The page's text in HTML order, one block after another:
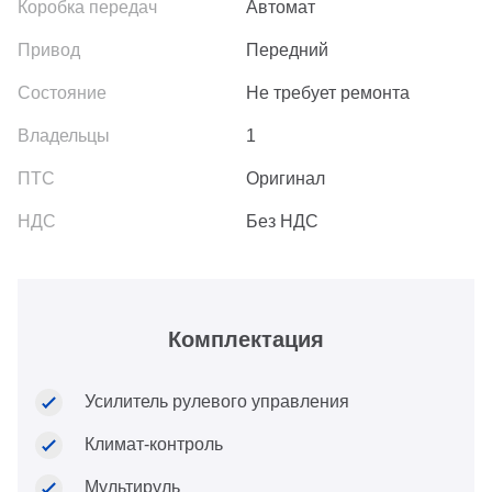
Автомат
Передний
Не требует ремонта
1
Оригинал
Без НДС
Комплектация
Усилитель рулевого управления
Климат-контроль
Мультируль